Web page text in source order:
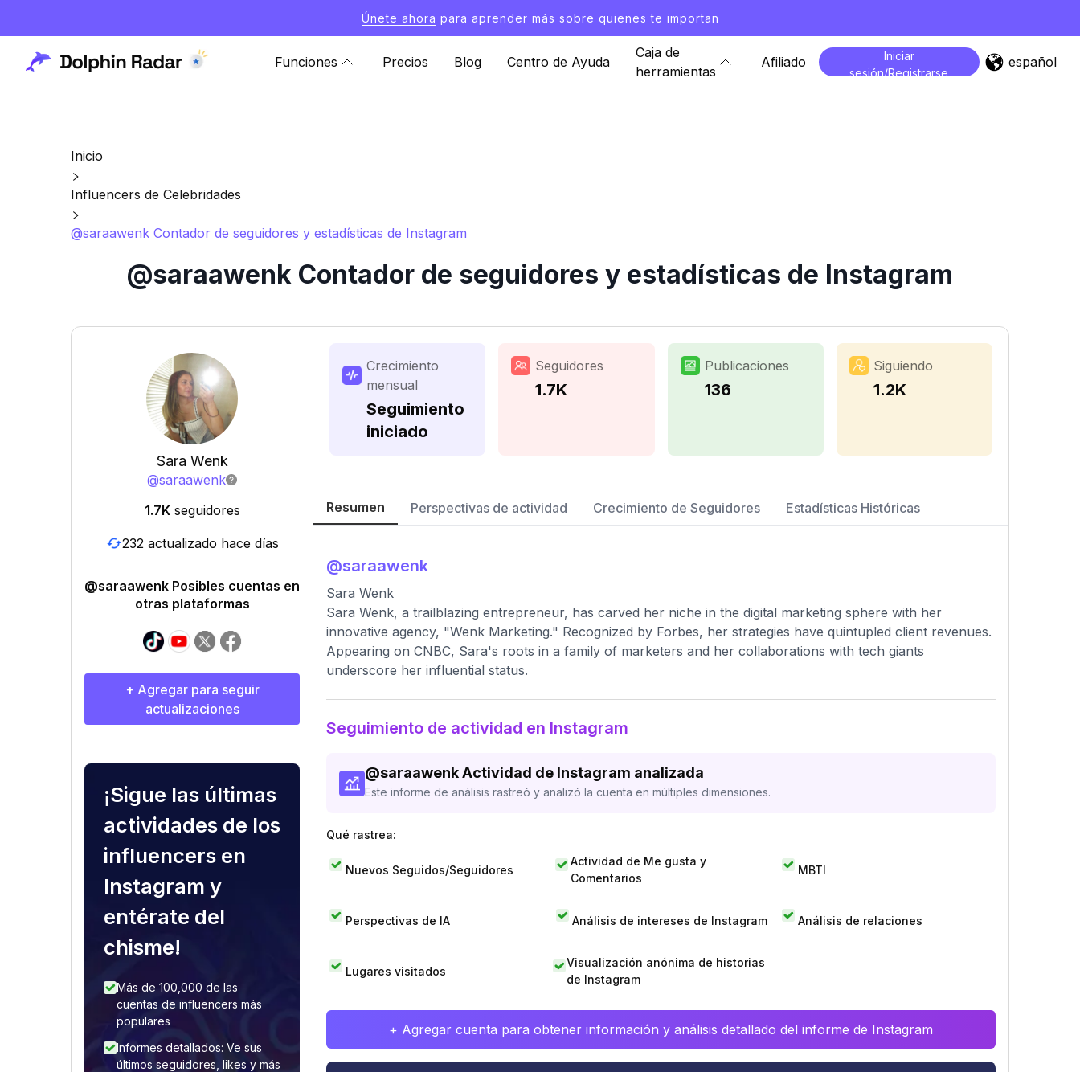
Únete ahora para aprender más sobre quienes te importan
Funciones Precios Blog Centro de Ayuda
Caja de
herramientas
Afiliado
Iniciar
sesión/Registrarse
español
Inicio
Influencers de Celebridades
@saraawenk Contador de seguidores y estadísticas de Instagram
@saraawenk Contador de seguidores y estadísticas de Instagram
Sara Wenk
@saraawenk
1.7K seguidores
232 actualizado hace días
@saraawenk Posibles cuentas en
otras plataformas
+ Agregar para seguir
actualizaciones
¡Sigue las últimas
actividades de los
influencers en
Instagram y
entérate del
chisme!
Más de 100,000 de las
cuentas de influencers más
populares
Informes detallados: Ve sus
últimos seguidores, likes y más
Crecimiento
mensual
Seguimiento
iniciado
Seguidores
1.7K
Publicaciones
136
Siguiendo
1.2K
Resumen Perspectivas de actividad Crecimiento de Seguidores Estadísticas Históricas
@saraawenk
Sara Wenk
Sara Wenk, a trailblazing entrepreneur, has carved her niche in the digital marketing sphere with her
innovative agency, "Wenk Marketing." Recognized by Forbes, her strategies have quintupled client revenues.
Appearing on CNBC, Sara's roots in a family of marketers and her collaborations with tech giants
underscore her influential status.
Seguimiento de actividad en Instagram
@saraawenkActividad de Instagram analizada
Este informe de análisis rastreó y analizó la cuenta en múltiples dimensiones.
Qué rastrea:
Nuevos Seguidos/Seguidores
Actividad de Me gusta y
Comentarios
MBTI
Perspectivas de IA Análisis de intereses de Instagram Análisis de relaciones
Lugares visitados
Visualización anónima de historias
de Instagram
+ Agregar cuenta para obtener información y análisis detallado del informe de Instagram